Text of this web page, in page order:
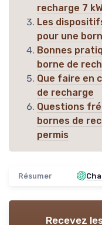
recharge 7
Les
pour une
Bonnes
borne de
Que faire en
de recharge
Questions
bornes de
permis
Résumer
Recevez